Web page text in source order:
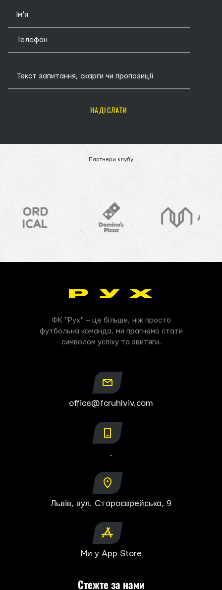
НАДІСЛАТИ
Партнери клубу
ФК "Рух" – це більше, ніж просто
футбольна команда, ми прагнемо стати
символом успіху та звитяги.
office@fcruhlviv.com
.
Львів, вул. Староєврейська, 9
Ми у App Store
Стежте за нами